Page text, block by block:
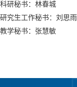
科研秘书：林春城
研究生工作秘书：刘思雨
教学秘书：张慧敏